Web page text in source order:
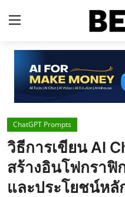
Home
Contact
AI Tools
ChatGPT Prompts
ข่าว AI รอบโลก
ChatGPT Prompts
วิธีการเขียน AI
สร้างอินโฟกรา
และประโยชน์ห